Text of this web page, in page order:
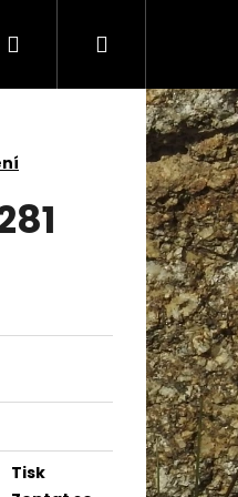
Duté vlákno
PřihlášeníNákupní
košík
Tisk